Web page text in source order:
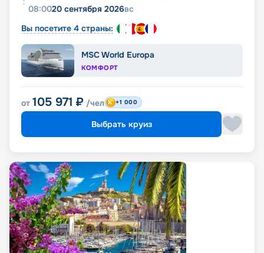
08:0020 сентября 2026вс
Вы посетите 4 страны:
MSC World Europa
КОМФОРТ
от 105 971 ₽ /чел +1 000
Выбрать круиз